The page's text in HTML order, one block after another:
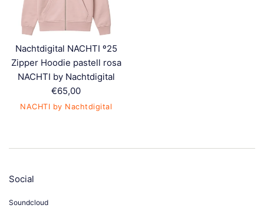
Nachtdigital NACHTI º25
Zipper Hoodie pastell rosa
NACHTI by Nachtdigital
Normaler
Preis
€65,00
NACHTI by Nachtdigital
Social
Soundcloud